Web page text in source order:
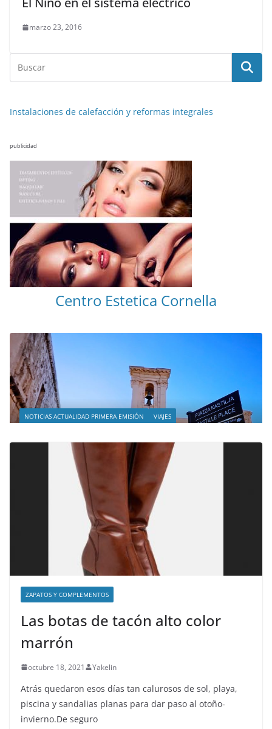
marzo 23, 2016
Instalaciones de calefacción y reformas integrales
publicidad
Centro Estetica Cornella
NOTICIAS ACTUALIDAD PRIMERA EMISIÓN VIAJES
abril 28, 2023 Sophia
ZAPATOS Y COMPLEMENTOS
Las botas de tacón alto color
marrón
octubre 18, 2021 Yakelin